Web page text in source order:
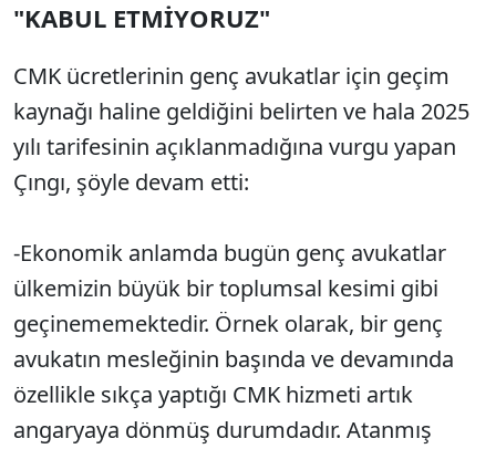
"KABUL ETMİYORUZ"
CMK ücretlerinin genç avukatlar için geçim
kaynağı haline geldiğini belirten ve hala 2025
yılı tarifesinin açıklanmadığına vurgu yapan
Çıngı, şöyle devam etti:
-Ekonomik anlamda bugün genç avukatlar
ülkemizin büyük bir toplumsal kesimi gibi
geçinememektedir. Örnek olarak, bir genç
avukatın mesleğinin başında ve devamında
özellikle sıkça yaptığı CMK hizmeti artık
angaryaya dönmüş durumdadır. Atanmış